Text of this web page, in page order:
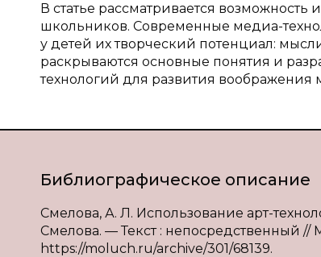
В статье рассматривается
школьников. Современные медиа-
у детей их творческий потенциал:
раскрываются основные понятия и
технологий для развития
Библиографическое описание
Смелова, А. Л. Использование арт-
Смелова. — Текст : непосредственный //
https://moluch.ru/archive/301/68139.